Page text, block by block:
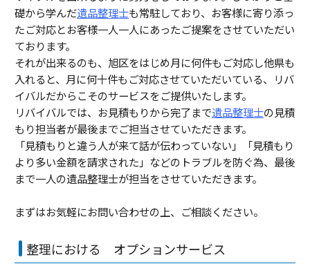
礎から学んだ遺品整理士も常駐しており、お客様に寄り添っ
たご対応とお客様一人一人にあったご提案をさせていただい
ております。
それが出来るのも、旭区をはじめ月に何件もご対応し他県も
入れると、月に何十件もご対応させていただいている、リバ
イバルだからこそのサービスをご提供いたします。
リバイバルでは、お見積もりから完了まで遺品整理士の見積
もり担当者が最後までご担当させていただきます。
「見積もりと違う人が来て話が伝わっていない」「見積もり
より多い金額を請求された」などのトラブルを防ぐ為、最後
まで一人の遺品整理士が担当をさせていただきます。
まずはお気軽にお問い合わせの上、ご相談ください。
整理における オプションサービス